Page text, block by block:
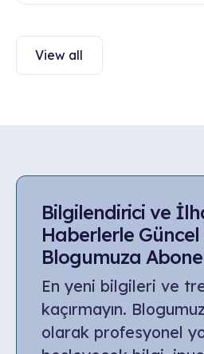
View all
Bilgilendirici ve
Haberlerle Güncel
Blogumuza
En yeni bilgileri ve
kaçırmayın.
olarak profesyonel